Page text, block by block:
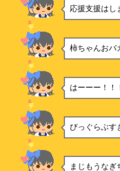
応援支援はし
柿
柿ちゃんおバ
柿
はーーー！！
柿
びっぐらぶす
柿
まじもうなぎ